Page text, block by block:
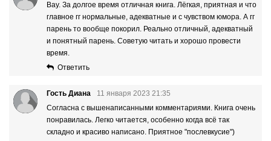
Вау. За долгое время отличная книга. Лёгкая, приятная и что
главное гг нормальные, адекватные и с чувством юмора. А гг
парень то вообще покорил. Реально отличный, адекватный
и понятный парень. Советую читать и хорошо провести
время.
Ответить
Гость Диана
11 января 2023 21:35
Согласна с вышенаписанными комментариями. Книга очень
понравилась. Легко читается, особенно когда всё так
складно и красиво написано. Приятное "послевкусие")